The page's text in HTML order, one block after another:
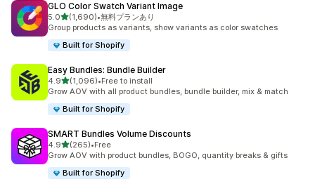
GLO Color Swatch Variant Image
5.05つ星中
(1,690)
合計レビュー数：1690件
•無料プランあり
Group products as variants, show variants as color swatches
Built for Shopify
Easy Bundles: Bundle Builder
4.95つ星中
(1,096)
合計レビュー数：1096件
•Free to install
Grow AOV with all product bundles, bundle builder, mix & match
Built for Shopify
SMART Bundles Volume Discounts
4.95つ星中
(265)
合計レビュー数：265件
•Free
Grow AOV with product bundles, BOGO, quantity breaks & gifts
Built for Shopify